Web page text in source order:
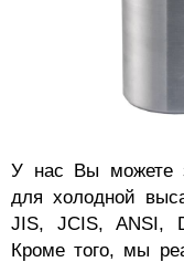
У нас Вы можете
для холодной
JIS, JCIS, ANSI,
Кроме того, мы